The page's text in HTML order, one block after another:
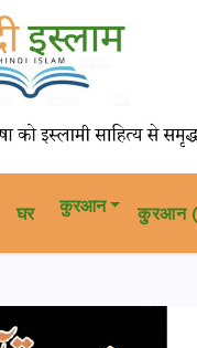
घर कुरआन कु़रआन